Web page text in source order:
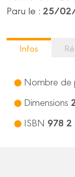
Paru le : 25/
Infos
Nombre de
Dimensions
ISBN 978 2